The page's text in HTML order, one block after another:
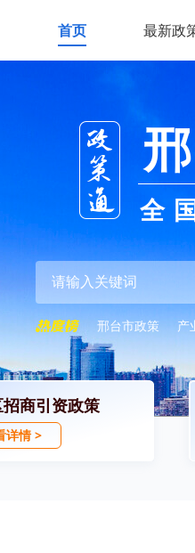
首页 最新政
全
邢台市政策 产
商引资政策
详情 >